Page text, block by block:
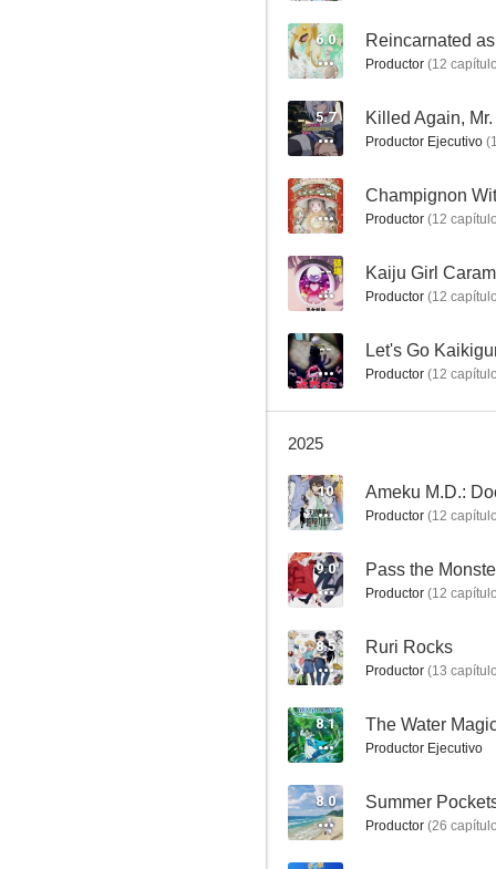
Plastic Memories
10
Adachi to Shimamura
6.0
Productor (12
5.7 Killed Again,
Productor Ejecutivo (
-- Champignon
Productor (12
-- Kaiju Girl
Productor (12
-- Let's Go
Productor (12
2025
10 Ameku M.D.:
Productor (12
9.0 Pass the
Productor (12
8.5 Ruri Rocks
Productor (13
8.1 The Water
Productor Ejecutivo
8.0 Summer
Productor (26